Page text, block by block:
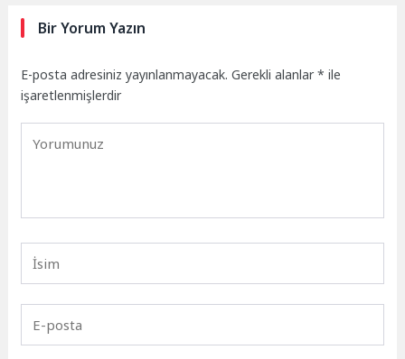
Bir Yorum Yazın
E-posta adresiniz yayınlanmayacak. Gerekli alanlar* ile
işaretlenmişlerdir